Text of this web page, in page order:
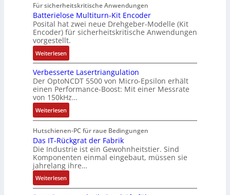
L
3
f
ü
r
s
i
c
h
e
r
e
E
n
t
w
i
c
k
o
b
o
t
,
3
M
i
l
l
i
o
n
e
n
A
r
b
e
i
t
s
k
r
u
t
o
m
a
t
i
o
n
e
x
p
a
n
d
i
e
r
t
f
t
r
a
g
s
e
i
n
g
a
n
g
i
m
M
a
s
c
h
Für sicherheitskritische Anwendungen
Batterielose Multiturn-Kit Encoder
Posital hat zwei neue Drehgeber-Modelle (Kit
Encoder) für sicherheitskritische Anwendungen
vorgestellt.
Weiterlesen:
B
a
t
t
e
r
i
e
l
o
s
e
M
u
Verbesserte Lasertriangulation
Der OptoNCDT 5500 von Micro-Epsilon erhält
einen Performance-Boost: Mit einer Messrate
von 150kHz…
Weiterlesen:
V
e
r
b
e
s
s
e
Hutschienen-PC für raue Bedingungen
Das IT-Rückgrat der Fabrik
Die Industrie ist ein Gewohnheitstier. Sind
Komponenten einmal eingebaut, müssen sie
jahrelang ihre…
Weiterlesen:
D